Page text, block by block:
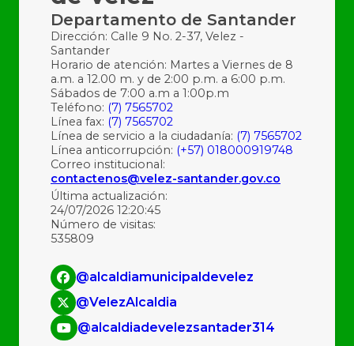
Departamento de Santander
Dirección: Calle 9 No. 2-37, Velez -
Santander
Horario de atención: Martes a Viernes de 8
a.m. a 12.00 m. y de 2:00 p.m. a 6:00 p.m.
Sábados de 7:00 a.m a 1:00p.m
Teléfono: (7) 7565702
Línea fax: (7) 7565702
Línea de servicio a la ciudadanía: (7) 7565702
Línea anticorrupción: (+57) 018000919748
Correo institucional:
contactenos@velez-santander.gov.co
Última actualización:
24/07/2026 12:20:45
Número de visitas:
535809
@alcaldiamunicipaldevelez
@VelezAlcaldia
@alcaldiadevelezsantader314